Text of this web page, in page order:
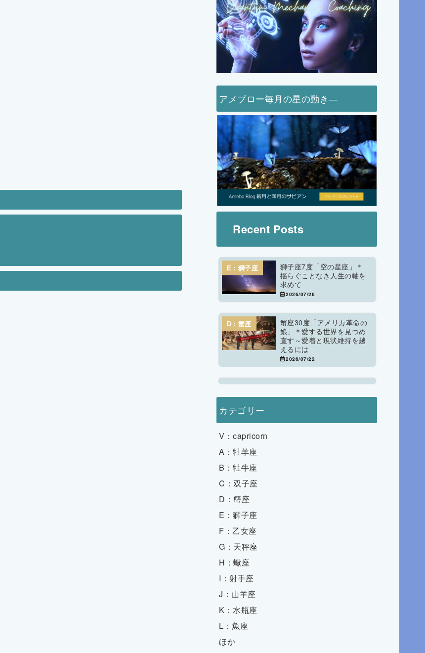
アメブロー毎月の星の動き―
Recent Posts
E：獅子座
獅子座7度「空の星座」＊
揺らぐことなき人生の軸を
求めて
2026/07/26
D：蟹座
蟹座30度「アメリカ革命の
娘」＊愛する世界を見つめ
直す～愛着と現状維持を越
えるには
2026/07/22
カテゴリー
V：capricorn
A：牡羊座
B：牡牛座
C：双子座
D：蟹座
E：獅子座
F：乙女座
G：天秤座
H：蠍座
I：射手座
J：山羊座
K：水瓶座
L：魚座
ほか